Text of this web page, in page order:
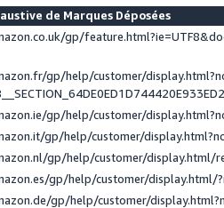
de Marques Déposées
gp/
gp/help/customer/
gp/help/customer/
gp/help/customer/
gp/help/customer/display.html/
gp/help/customer/display.html/
gp/help/customer/